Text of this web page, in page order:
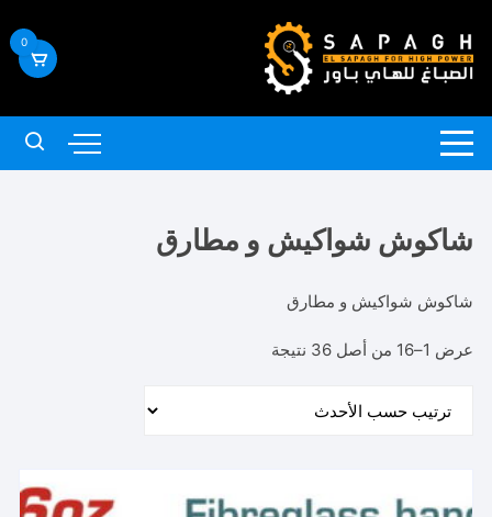
إلى
المحتوى
0
شاكوش شواكيش و مطارق
شاكوش شواكيش و مطارق
عرض 1–16 من أصل 36 نتيجة